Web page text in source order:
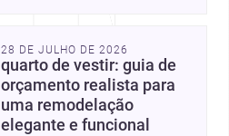
28 DE JULHO DE 2026
quarto de vestir: guia de
orçamento realista para
uma remodelação
elegante e funcional